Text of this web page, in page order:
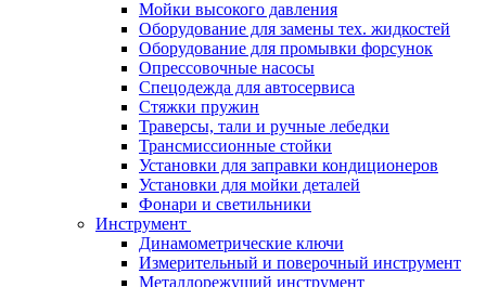
Мойки высокого давления
Оборудование для замены тех. жидкостей
Оборудование для промывки форсунок
Опрессовочные насосы
Спецодежда для автосервиса
Стяжки пружин
Траверсы, тали и ручные лебедки
Трансмиссионные стойки
Установки для заправки кондиционеров
Установки для мойки деталей
Фонари и светильники
Инструмент
Динамометрические ключи
Измерительный и поверочный инструмент
Металлорежущий инструмент